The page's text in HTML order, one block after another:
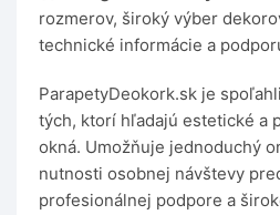
rozmerov, široký výber
technické informácie a
ParapetyDeokork.sk je
tých, ktorí hľadajú estetické a
okná. Umožňuje jednoduchý
nutnosti osobnej návštevy
profesionálnej podpore a